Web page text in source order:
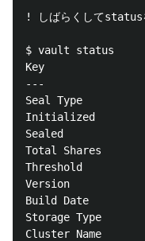
! しばらくしてstatus
$ vault status
Key
---
Seal Type
Initialized
Sealed
Total Shares
Threshold
Version
Build Date
Storage Type
Cluster Name